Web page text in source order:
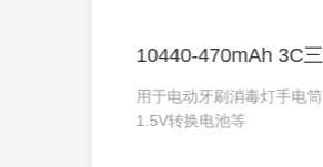
用于电动牙刷消毒灯手电筒
1.5V转换电池等